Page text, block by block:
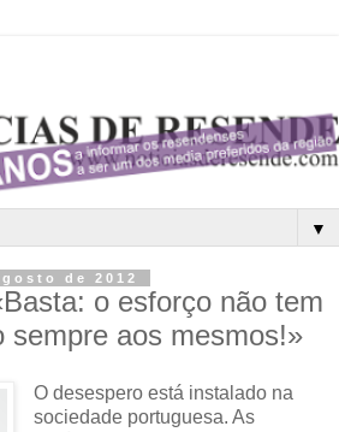
▼
de 2012
o esforço não tem
sempre aos mesmos!»
O desespero está instalado na
sociedade portuguesa. As